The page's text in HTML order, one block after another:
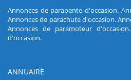
Annonces de parapente d'occasion.
Annonces de parachute d'occasion.
Annonces de paramoteur d'occasion.
d'occasion.
ANNUAIRE